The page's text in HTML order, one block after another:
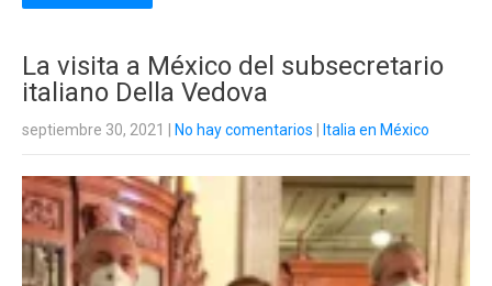
La visita a México del subsecretario
italiano Della Vedova
septiembre 30, 2021 No hay comentarios Italia en México